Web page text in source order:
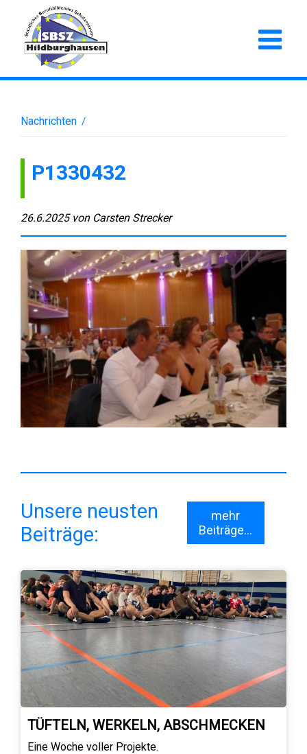
Nachrichten /
P1330432
26.6.2025 von Carsten Strecker
Unsere neusten
Beiträge:
mehr
Beiträge...
TÜFTELN, WERKELN, ABSCHMECKEN
Eine Woche voller Projekte.